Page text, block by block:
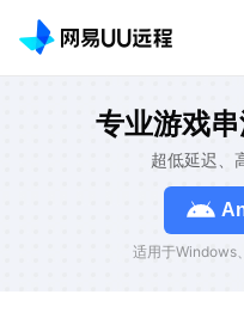
专业游戏
超低延迟、
适用于Windows